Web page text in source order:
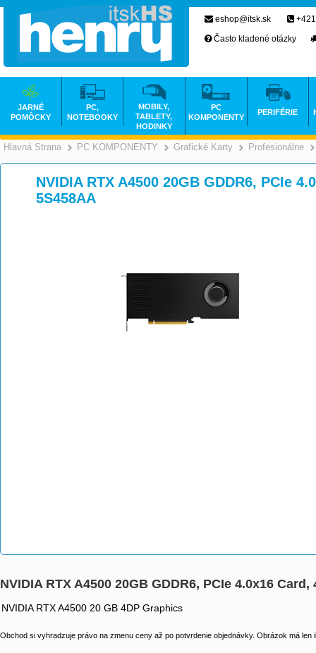
Hlavná Strana >
PC KOMPONENTY >
Grafické Karty Profesionálne
NVIDIA RTX A4500 20GB GDDR6, PCIe
5S458AA
NVIDIA RTX A4500 20GB GDDR6, PCIe 4.0x16
NVIDIA RTX A4500 20 GB 4DP Graphics
Obchod si vyhradzuje právo na zmenu ceny až po potvrdenie objednávky. Obrázok má len
eshop@itsk.sk
Často kladené otázky
JARNÉ
POMÔCKY
PC,
NOTEBOOKY
MOBILY,
TABLETY,
HODINKY
PC
KOMPONENTY
PERIFÉRIE